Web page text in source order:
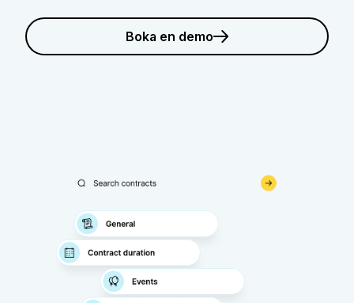
Boka en demo